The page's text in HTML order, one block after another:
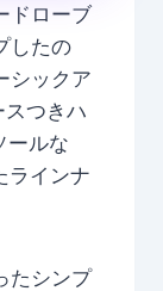
ドローブ
したの
シックア
つきハ
ールな
ラインナ
たシンプ